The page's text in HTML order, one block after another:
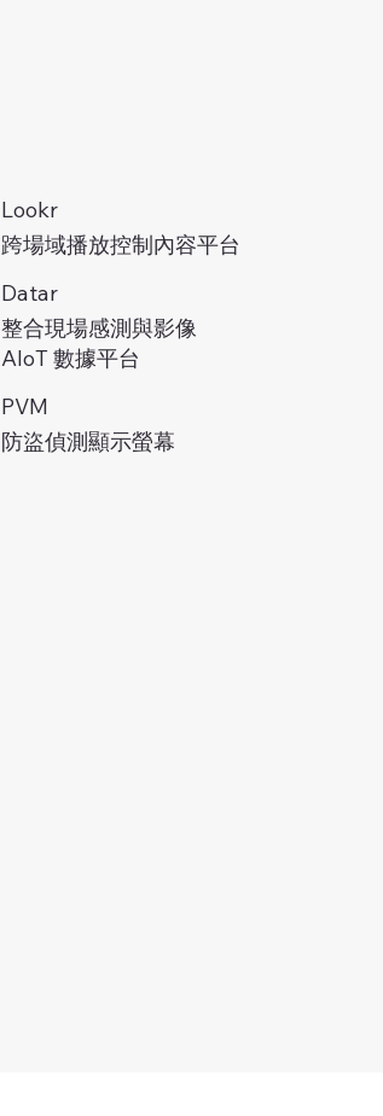
Lookr
跨場域播放控制內容平台
Datar
整合現場感測與影像
AIoT 數據平台
PVM
防盜偵測顯示螢幕